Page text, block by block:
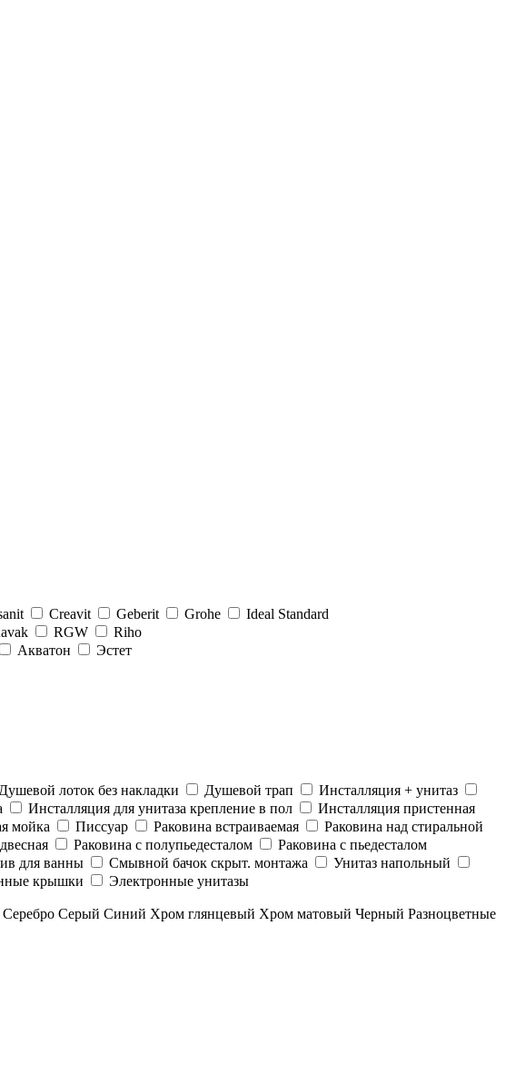
Creavit Geberit Grohe
Ideal Standard
RGW
Riho
Акватон
Эстет
Душевой лоток без накладки Душевой трап
Инсталляция + унитаз
Инсталляция для унитаза крепление в пол
Инсталляция пристенная
мойка Писсуар Раковина встраиваемая
Раковина над стиральной
Раковина с полупьедесталом
Раковина с пьедесталом
для ванны Смывной бачок скрыт. монтажа
Унитаз напольный
крышки
Электронные унитазы
Серебро Серый Синий Хром глянцевый Хром матовый Черный Разноцветные